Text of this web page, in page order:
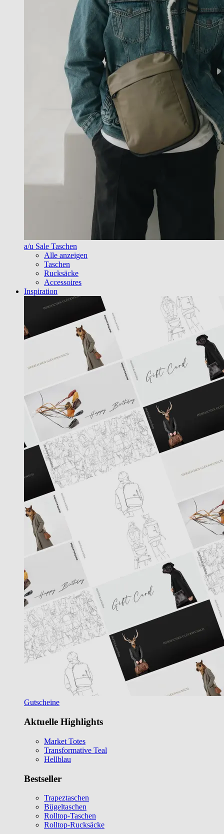
a/u Sale Taschen
Alle anzeigen
Taschen
Rucksäcke
Accessoires
Inspiration
Gutscheine
Aktuelle Highlights
Market Totes
Transformative Teal
Hellblau
Bestseller
Trapeztaschen
Bügeltaschen
Rolltop-Taschen
Rolltop-Rucksäcke